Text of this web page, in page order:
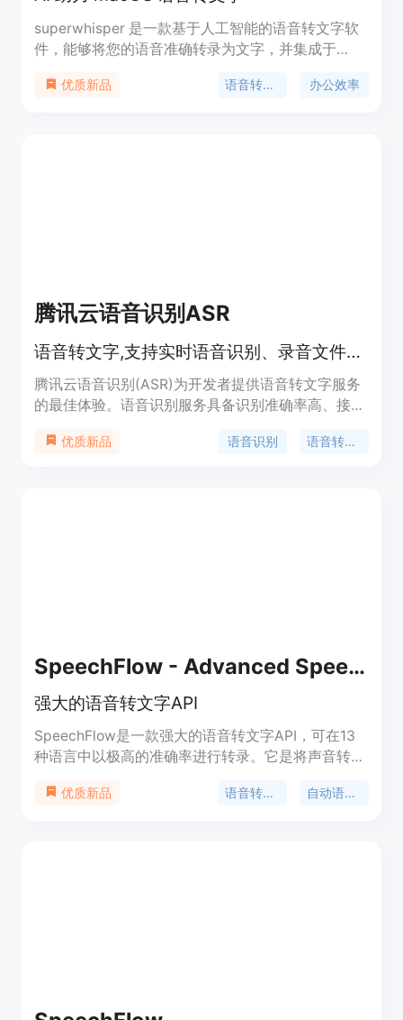
superwhisper 是一款基于人工智能的语音转文字软
件，能够将您的语音准确转录为文字，并集成于
件、撰写报告等文字内容，释放大量的思维空间。
优质新品 语音转文字 办公效率
腾讯云语音识别ASR
语音转文字,支持实时语音识别、录音文件识别等
腾讯云语音识别(ASR)为开发者提供语音转文字服务
的最佳体验。语音识别服务具备识别准确率高、接入
时语音识别、一句话识别和录音文件识别三种服务形
优质新品 语音识别 语音转文字
SpeechFlow - Advanced Speech-to-Text API
强大的语音转文字API
SpeechFlow是一款强大的语音转文字API，可在13
种语言中以极高的准确率进行转录。它是将声音转为
SpeechFlow支持云端和本地部署，提供可靠且易于
优质新品 语音转文字 自动语音识别